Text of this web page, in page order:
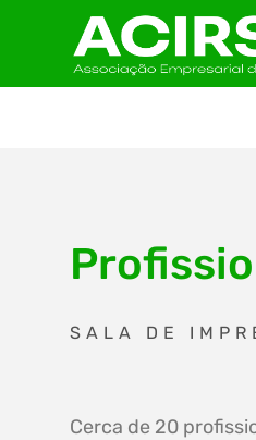
SALA DE
Cerca de 20